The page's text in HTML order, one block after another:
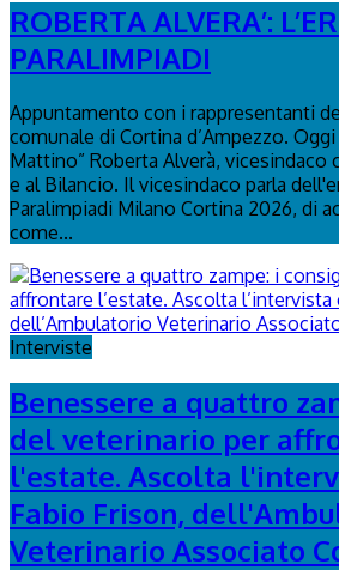
ROBERTA ALVERA’:
PARALIMPIADI
Appuntamento con i rappresentanti
comunale di Cortina d’Ampezzo.
Mattino” Roberta Alverà, vicesindaco
e al Bilancio. Il vicesindaco parla
Paralimpiadi Milano Cortina 2026, di
come...
Interviste
Benessere a quattro
del veterinario per
l'estate. Ascolta
Fabio Frison,
Veterinario Associato